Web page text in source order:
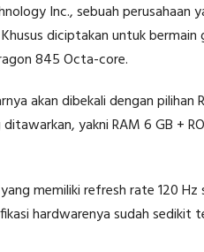
Inc., sebuah perusahaan
diciptakan untuk
845 Octa-core.
akan dibekali dengan pilihan
yakni RAM 6 GB +
memiliki refresh rate 120
hardwarenya sudah sedikit